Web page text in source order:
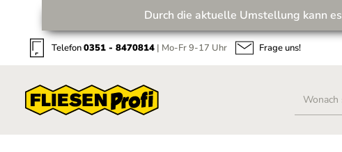
Zur Hauptnavigation springen
Wir
Durch die aktuelle Umstellung kann
Telefon0351 - 8470814 | Mo-Fr 9-17 Uhr Frage uns!